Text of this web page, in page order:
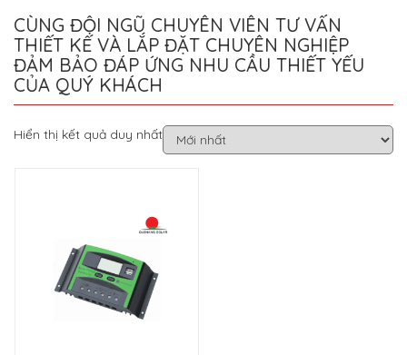
CÙNG ĐỘI NGŨ CHUYÊN VIÊN TƯ VẤN
THIẾT KẾ VÀ LẮP ĐẶT CHUYÊN NGHIỆP
ĐẢM BẢO ĐÁP ỨNG NHU CẦU THIẾT YẾU
CỦA QUÝ KHÁCH
Hiển thị kết quả duy nhất